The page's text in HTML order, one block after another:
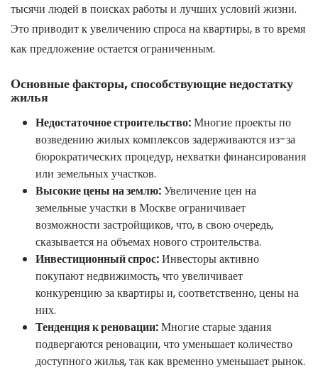
тысячи людей в поисках работы и лучших условий жизни.
Это приводит к увеличению спроса на квартиры, в то время
как предложение остается ограниченным.
Основные факторы, способствующие недостатку
жилья
Недостаточное строительство:Многие проекты по
возведению жилых комплексов задерживаются из-за
бюрократических процедур, нехватки финансирования
или земельных участков.
Высокие цены на землю:Увеличение цен на
земельные участки в Москве ограничивает
возможности застройщиков, что, в свою очередь,
сказывается на объемах нового строительства.
Инвестиционный спрос:Инвесторы активно
покупают недвижимость, что увеличивает
конкуренцию за квартиры и, соответственно, цены на
них.
Тенденция к реновации:Многие старые здания
подвергаются реновации, что уменьшает количество
доступного жилья, так как временно уменьшает рынок.